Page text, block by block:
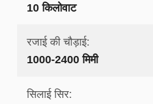
10 किलोवाट
रजाई की चौड़ाई:
1000-2400 मिमी
सिलाई सिर: